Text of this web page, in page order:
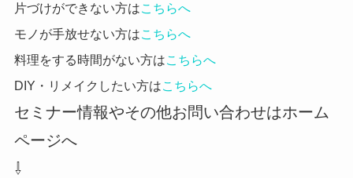
片づけができない方はこちらへ
モノが手放せない方はこちらへ
料理をする時間がない方はこちらへ
DIY・リメイクしたい方はこちらへ
セミナー情報やその他お問い合わせはホーム
ページへ
⇩